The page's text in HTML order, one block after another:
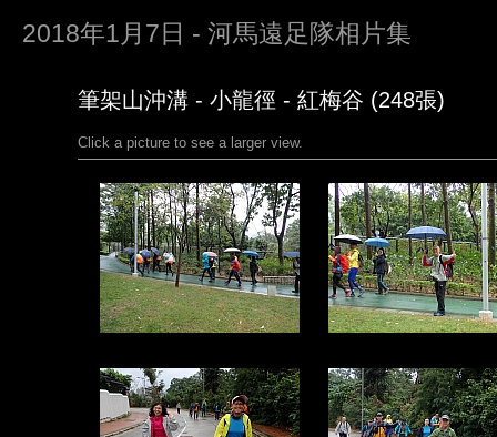
2018年1月7日 - 河馬遠足隊相片集
筆架山沖溝 - 小龍徑 - 紅梅谷 (248張)
Click a picture to see a larger view.